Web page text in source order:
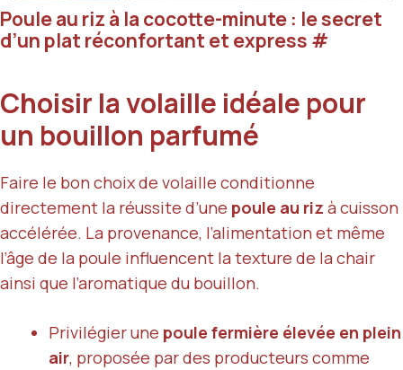
Poule au riz à la cocotte-minute : le secret
d’un plat réconfortant et express #
Choisir la volaille idéale pour
un bouillon parfumé
Faire le bon choix de volaille conditionne
directement la réussite d’une poule au riz à cuisson
accélérée. La provenance, l’alimentation et même
l’âge de la poule influencent la texture de la chair
ainsi que l’aromatique du bouillon.
Privilégier une poule fermière élevée en plein
air, proposée par des producteurs comme